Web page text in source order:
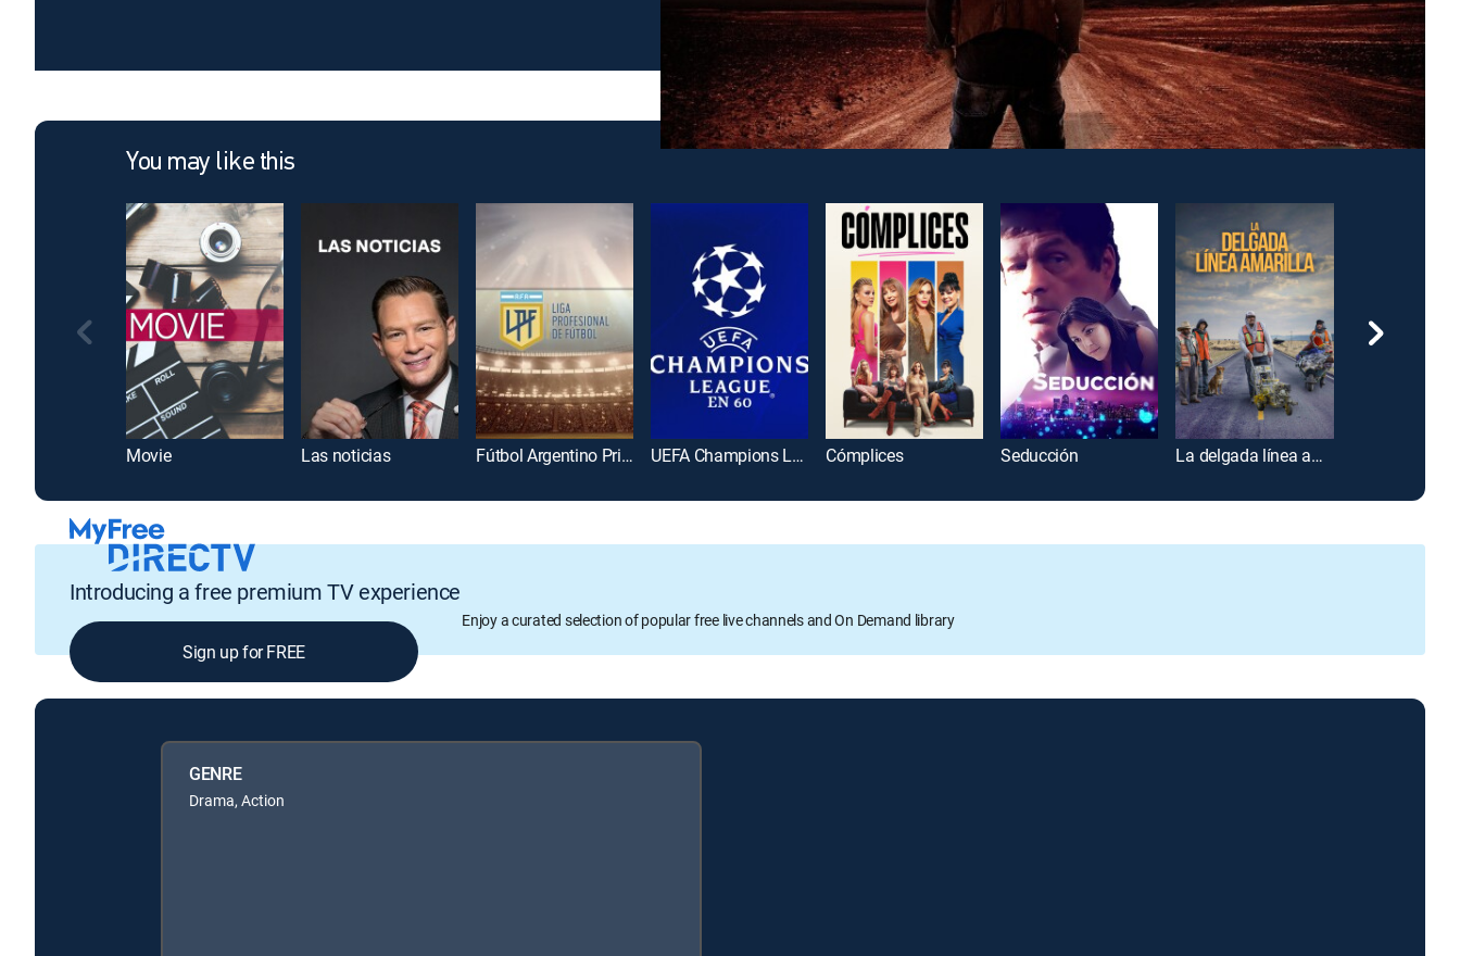
You may like this
Movie Las noticias Fútbol Argentino Primera División UEFA Champions League en 60 Cómplices Seducción La delgada línea amarilla
Introducing a free premium TV experience
Enjoy a curated selection of popular free live channels and On Demand library
Sign up for FREE
GENRE
Drama, Action